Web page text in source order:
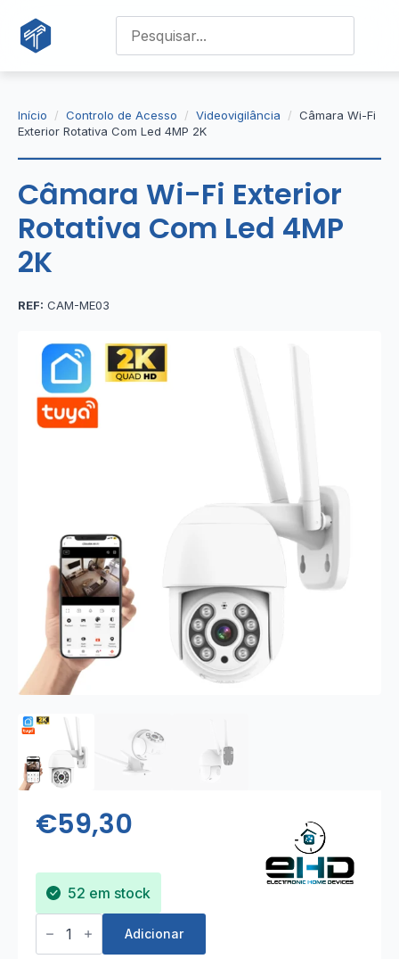
Início Controlo de Acesso Videovigilância
Câmara Wi-Fi
Exterior Rotativa Com Led 4MP 2K
Câmara Wi-Fi Exterior
Rotativa Com Led 4MP
2K
REF: CAM-ME03
€59,30
52 em stock
Quantidade
de
Câmara
Adicionar